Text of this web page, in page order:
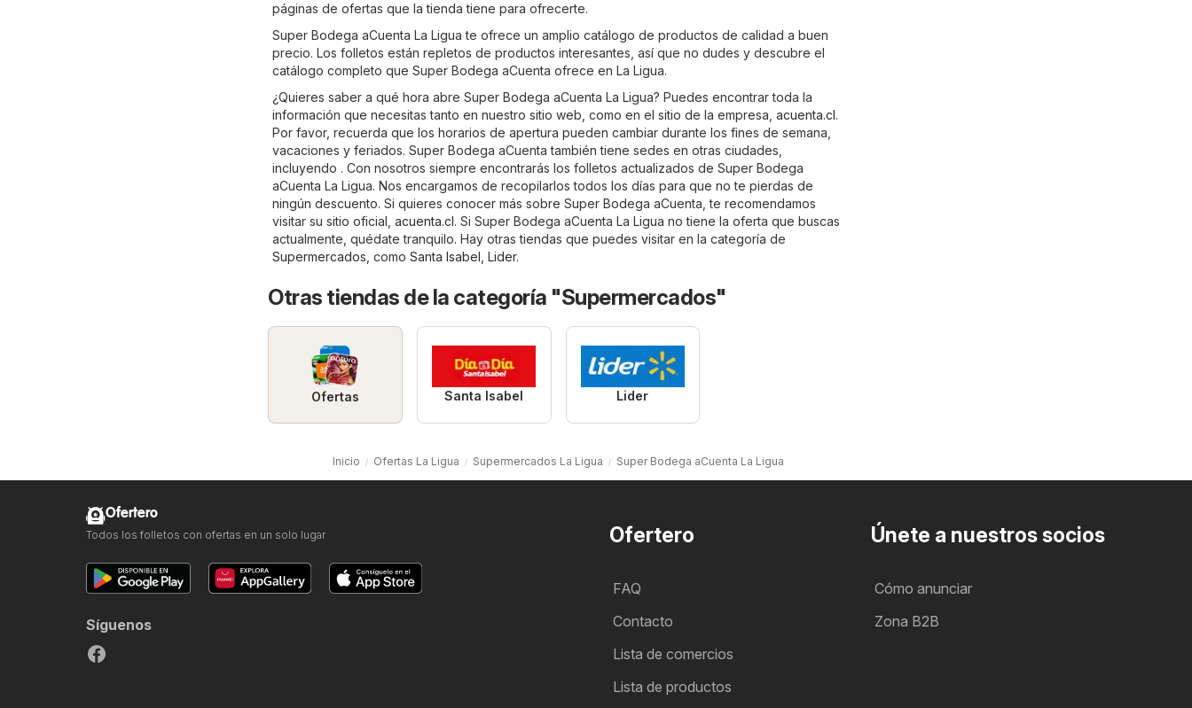
páginas de ofertas que la tienda tiene para ofrecerte.
Super Bodega aCuenta La Ligua te ofrece un amplio catálogo de productos de calidad a buen
precio. Los folletos están repletos de productos interesantes, así que no dudes y descubre el
catálogo completo que Super Bodega aCuenta ofrece en La Ligua.
¿Quieres saber a qué hora abre Super Bodega aCuenta La Ligua? Puedes encontrar toda la
información que necesitas tanto en nuestro sitio web, como en el sitio de la empresa, acuenta.cl.
Por favor, recuerda que los horarios de apertura pueden cambiar durante los fines de semana,
vacaciones y feriados. Super Bodega aCuenta también tiene sedes en otras ciudades,
incluyendo . Con nosotros siempre encontrarás los folletos actualizados de Super Bodega
aCuenta La Ligua. Nos encargamos de recopilarlos todos los días para que no te pierdas de
ningún descuento. Si quieres conocer más sobre Super Bodega aCuenta, te recomendamos
visitar su sitio oficial, acuenta.cl. Si Super Bodega aCuenta La Ligua no tiene la oferta que buscas
actualmente, quédate tranquilo. Hay otras tiendas que puedes visitar en la categoría de
Supermercados, como Santa Isabel, Lider.
Otras tiendas de la categoría "Supermercados"
Ofertas Santa Isabel Lider
Inicio Ofertas La Ligua Supermercados La Ligua Super Bodega aCuenta La Ligua
Ofertero
FAQ
Contacto
Lista de comercios
Lista de productos
Únete a nuestros socios
Cómo anunciar
Zona B2B
Ofertero
Todos los folletos con ofertas en un solo lugar
Síguenos